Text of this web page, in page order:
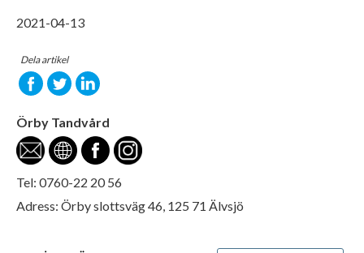
2021-04-13
Dela artikel
Örby Tandvård
Tel: 0760-22 20 56
Adress: Örby slottsväg 46, 125 71 Älvsjö